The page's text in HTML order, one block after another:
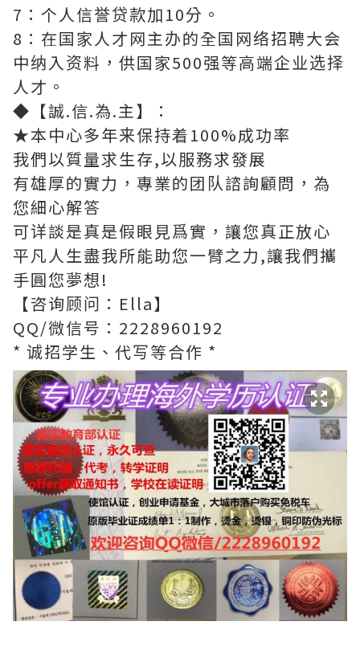
7：个人信誉贷款加10分。
8：在国家人才网主办的全国网络招聘大会
中纳入资料，供国家500强等高端企业选择
人才。
◆【誠.信.為.主】：
★本中心多年来保持着100%成功率
我們以質量求生存,以服務求發展
有雄厚的實力，專業的团队諮詢顧問，為
您細心解答
可详談是真是假眼見爲實，讓您真正放心
平凡人生盡我所能助您一臂之力,讓我們攜
手圓您夢想!
【咨询顾问：Ella】
QQ/微信号：2228960192
* 诚招学生、代写等合作 *